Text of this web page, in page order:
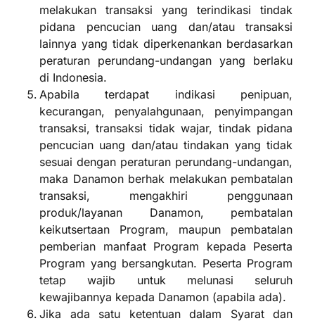
melakukan transaksi yang terindikasi tindak
pidana pencucian uang dan/atau transaksi
lainnya yang tidak diperkenankan berdasarkan
peraturan perundang-undangan yang berlaku
di Indonesia.
Apabila terdapat indikasi penipuan,
kecurangan, penyalahgunaan, penyimpangan
transaksi, transaksi tidak wajar, tindak pidana
pencucian uang dan/atau tindakan yang tidak
sesuai dengan peraturan perundang-undangan,
maka Danamon berhak melakukan pembatalan
transaksi, mengakhiri penggunaan
produk/layanan Danamon, pembatalan
keikutsertaan Program, maupun pembatalan
pemberian manfaat Program kepada Peserta
Program yang bersangkutan. Peserta Program
tetap wajib untuk melunasi seluruh
kewajibannya kepada Danamon (apabila ada).
Jika ada satu ketentuan dalam Syarat dan